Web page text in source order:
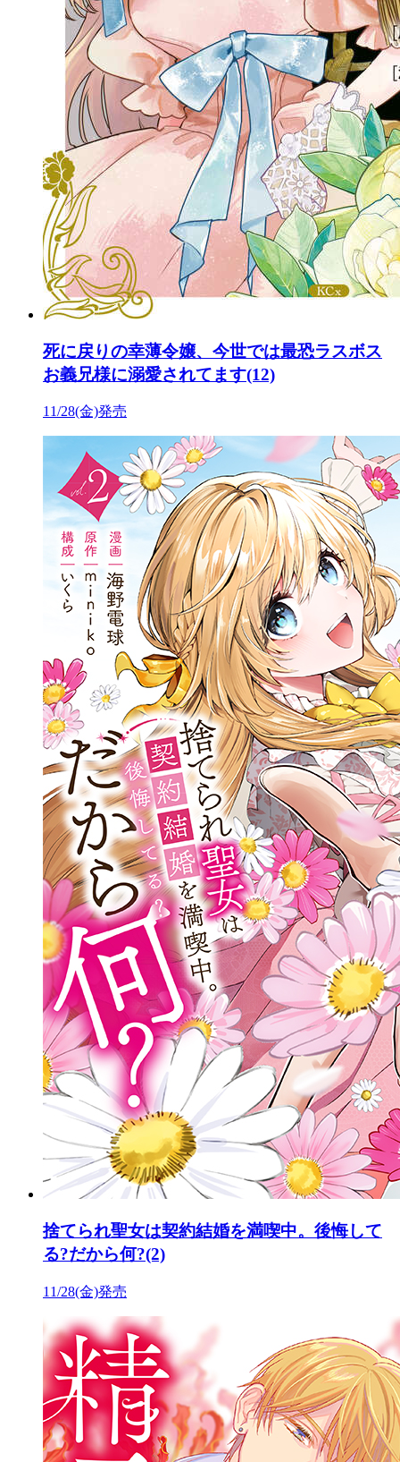
死に戻りの幸薄令嬢、今世では最恐ラスボス
お義兄様に溺愛されてます(12)
11/28(金)発売
捨てられ聖女は契約結婚を満喫中。後悔して
る?だから何?(2)
11/28(金)発売